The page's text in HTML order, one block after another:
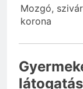
Mozgó,
korona